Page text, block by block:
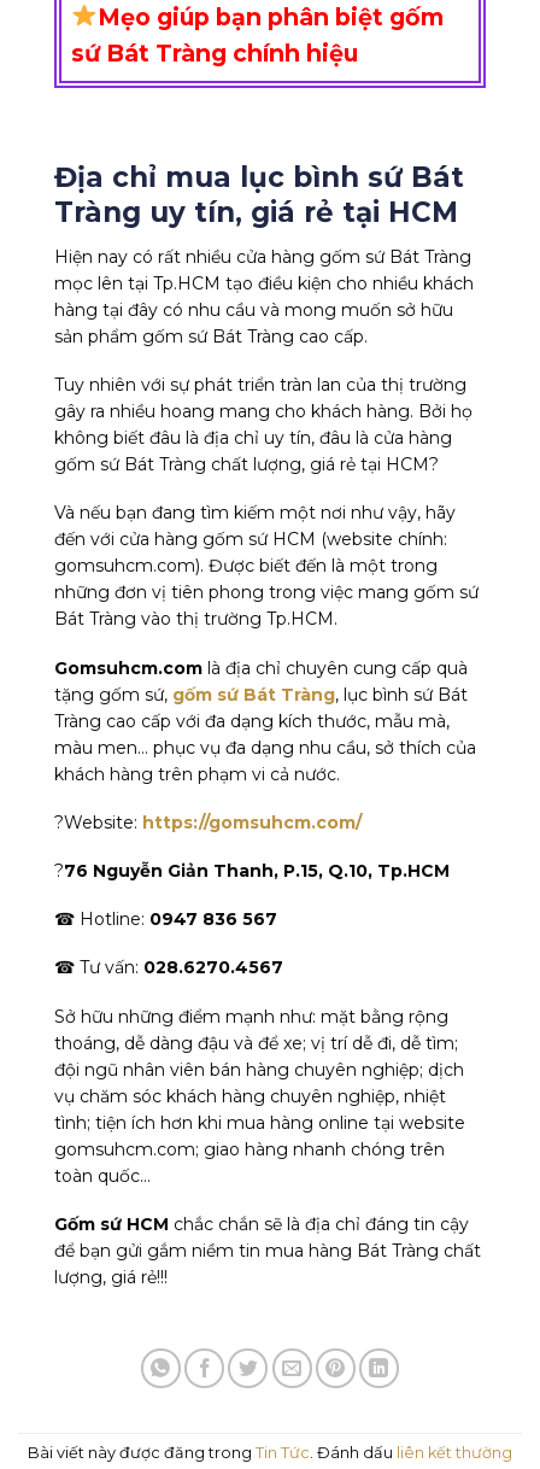
Mẹo giúp bạn phân biệt gốm
sứ Bát Tràng chính hiệu
Địa chỉ mua lục bình sứ Bát
Tràng uy tín, giá rẻ tại HCM
Hiện nay có rất nhiều cửa hàng gốm sứ Bát Tràng
mọc lên tại Tp.HCM tạo điều kiện cho nhiều khách
hàng tại đây có nhu cầu và mong muốn sở hữu
sản phẩm gốm sứ Bát Tràng cao cấp.
Tuy nhiên với sự phát triển tràn lan của thị trường
gây ra nhiều hoang mang cho khách hàng. Bởi họ
không biết đâu là địa chỉ uy tín, đâu là cửa hàng
gốm sứ Bát Tràng chất lượng, giá rẻ tại HCM?
Và nếu bạn đang tìm kiếm một nơi như vậy, hãy
đến với cửa hàng gốm sứ HCM (website chính:
gomsuhcm.com). Được biết đến là một trong
những đơn vị tiên phong trong việc mang gốm sứ
Bát Tràng vào thị trường Tp.HCM.
Gomsuhcm.com là địa chỉ chuyên cung cấp quà
tặng gốm sứ, gốm sứ Bát Tràng, lục bình sứ Bát
Tràng cao cấp với đa dạng kích thước, mẫu mà,
màu men… phục vụ đa dạng nhu cầu, sở thích của
khách hàng trên phạm vi cả nước.
?Website: https://gomsuhcm.com/
?76 Nguyễn Giản Thanh, P.15, Q.10, Tp.HCM
☎ Hotline: 0947 836 567
☎ Tư vấn: 028.6270.4567
Sở hữu những điểm mạnh như: mặt bằng rộng
thoáng, dễ dàng đậu và để xe; vị trí dễ đi, dễ tìm;
đội ngũ nhân viên bán hàng chuyên nghiệp; dịch
vụ chăm sóc khách hàng chuyên nghiệp, nhiệt
tình; tiện ích hơn khi mua hàng online tại website
gomsuhcm.com; giao hàng nhanh chóng trên
toàn quốc…
Gốm sứ HCM chắc chắn sẽ là địa chỉ đáng tin cậy
để bạn gửi gắm niềm tin mua hàng Bát Tràng chất
lượng, giá rẻ!!!
Bài viết này được đăng trong Tin Tức. Đánh dấu liên kết thường